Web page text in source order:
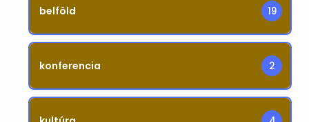
belföld 19
konferencia 2